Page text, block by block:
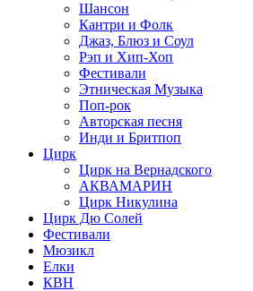
Шансон
Кантри и Фолк
Джаз, Блюз и Соул
Рэп и Хип-Хоп
Фестивали
Этническая Музыка
Поп-рок
Авторская песня
Инди и Бритпоп
Цирк
Цирк на Вернадского
АКВАМАРИН
Цирк Никулина
Цирк Дю Солей
Фестивали
Мюзикл
Елки
КВН